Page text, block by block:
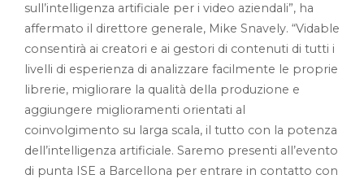
sull’intelligenza artificiale per i video aziendali”, ha
affermato il direttore generale, Mike Snavely. “Vidable
consentirà ai creatori e ai gestori di contenuti di tutti i
livelli di esperienza di analizzare facilmente le proprie
librerie, migliorare la qualità della produzione e
aggiungere miglioramenti orientati al
coinvolgimento su larga scala, il tutto con la potenza
dell’intelligenza artificiale. Saremo presenti all’evento
di punta ISE a Barcellona per entrare in contatto con